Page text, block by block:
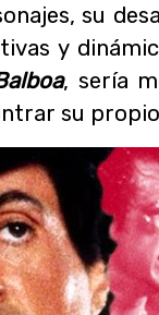
su
y
, sería
su